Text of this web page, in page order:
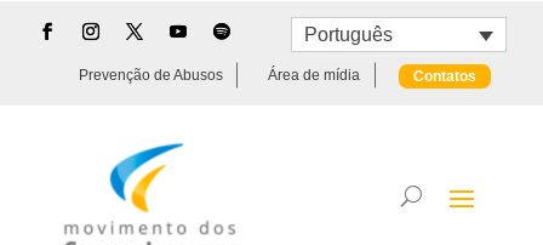
Português
Prevenção de Abusos Área de mídia Contatos